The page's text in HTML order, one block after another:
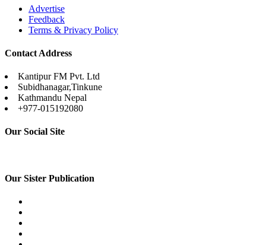
Advertise
Feedback
Terms & Privacy Policy
Contact Address
Kantipur FM Pvt. Ltd
Subidhanagar,Tinkune
Kathmandu Nepal
+977-015192080
Our Social Site
Our Sister Publication